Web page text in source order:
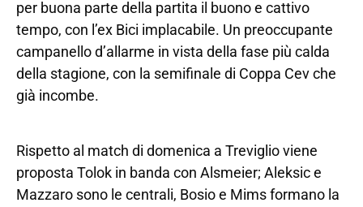
per buona parte della partita il buono e cattivo
tempo, con l’ex Bici implacabile. Un preoccupante
campanello d’allarme in vista della fase più calda
della stagione, con la semifinale di Coppa Cev che
già incombe.
Rispetto al match di domenica a Treviglio viene
proposta Tolok in banda con Alsmeier; Aleksic e
Mazzaro sono le centrali, Bosio e Mims formano la